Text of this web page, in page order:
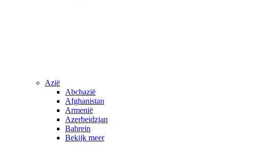
Azië
Abchazië
Afghanistan
Armenië
Azerbeidzjan
Bahrein
Bekijk meer